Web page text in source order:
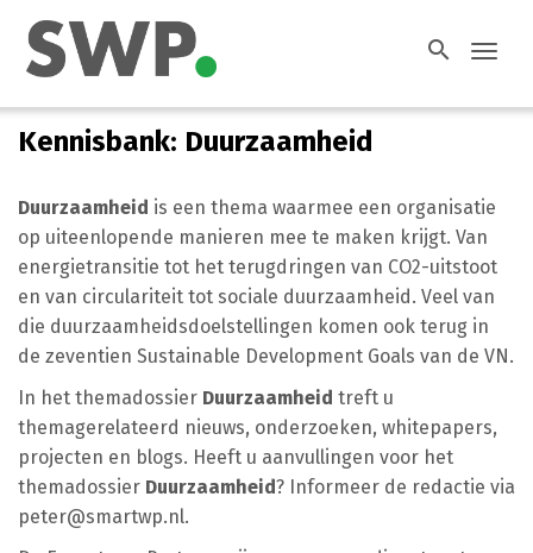
search
Kennisbank: Duurzaamheid
Duurzaamheid is een thema waarmee een organisatie
op uiteenlopende manieren mee te maken krijgt. Van
energietransitie tot het terugdringen van CO2-uitstoot
en van circulariteit tot sociale duurzaamheid. Veel van
die duurzaamheidsdoelstellingen komen ook terug in
de zeventien Sustainable Development Goals van de VN.
In het themadossier Duurzaamheid treft u
themagerelateerd nieuws, onderzoeken, whitepapers,
projecten en blogs. Heeft u aanvullingen voor het
themadossier Duurzaamheid? Informeer de redactie via
peter@smartwp.nl.